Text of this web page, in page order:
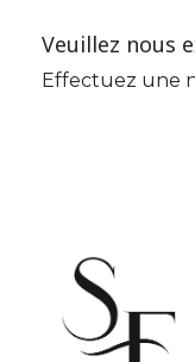
Veuillez nous
Effectuez une